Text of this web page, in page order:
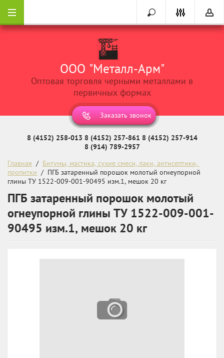
ООО "Металл-Арм"
Оптовая торговля черными металлами в
первичных формах
Заказать звонок
8 (4152) 258-013 8 (4152) 257-861 8 (4152) 257-914
8 (914) 789-2957
Главная
  /
Битумы, мастика, сухие смеси, лаки, антисептики,
пропитки
  /  ПГБ затаренный порошок молотый огнеупорной
глины ТУ 1522-009-001-90495 изм.1, мешок 20 кг
ПГБ затаренный порошок молотый
огнеупорной глины ТУ 1522-009-001-
90495 изм.1, мешок 20 кг